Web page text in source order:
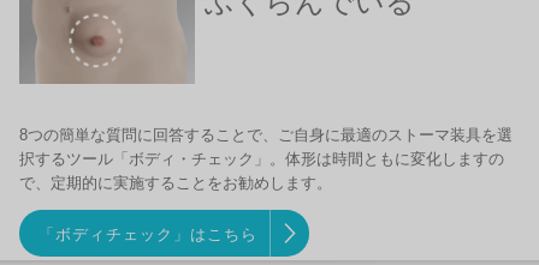
8つの簡単な質問に回答することで、ご自身に最適のストーマ装具を選
択するツール「ボディ・チェック」。体形は時間ともに変化しますの
で、定期的に実施することをお勧めします。
「ボディチェック」はこちら